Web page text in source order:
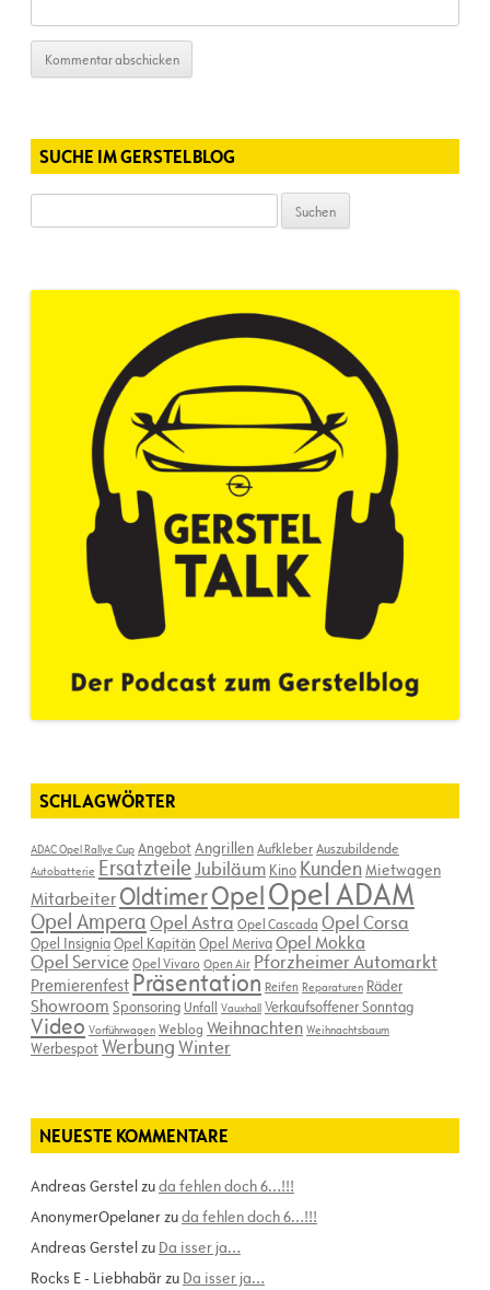
SUCHE IM GERSTELBLOG
SCHLAGWÖRTER
ADAC Opel Rallye Cup AngebotAngrillenAufkleberAuszubildende
Autobatterie ErsatzteileJubiläum Kino KundenMietwagen
Mitarbeiter OldtimerOpelOpel ADAM
Opel AmperaOpel Astra Opel Cascada Opel Corsa
Opel InsigniaOpel Kapitän Opel MerivaOpel Mokka
Opel ServiceOpel Vivaro Open Air Pforzheimer Automarkt
Premierenfest Präsentation Reifen Reparaturen Räder
Showroom Sponsoring Unfall Vauxhall Verkaufsoffener Sonntag
Video Vorführwagen Weblog Weihnachten Weihnachtsbaum
WerbespotWerbungWinter
NEUESTE KOMMENTARE
Andreas Gerstelzuda fehlen doch 6…!!!
AnonymerOpelanerzuda fehlen doch 6…!!!
Andreas Gerstelzu Da isser ja…
Rocks E - Liebhabärzu Da isser ja…